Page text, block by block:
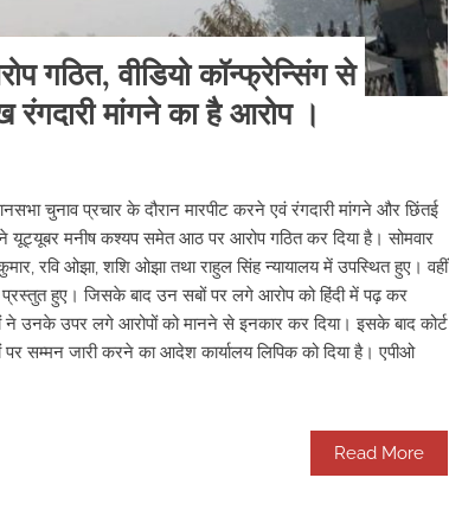
गठित, वीडियो कॉन्फ्रेन्सिंग से
मांगने का है आरोप ।
चुनाव प्रचार के दौरान मारपीट करने एवं रंगदारी मांगने और छिंतई
मनीष कश्यप समेत आठ पर आरोप गठित कर दिया है। सोमवार
रवि ओझा, शशि ओझा तथा राहुल सिंह न्यायालय में उपस्थित हुए। वहीं
हुए। जिसके बाद उन सबों पर लगे आरोप को हिंदी में पढ़ कर
ने उनके उपर लगे आरोपों को मानने से इनकार कर दिया। इसके बाद कोर्ट
सम्मन जारी करने का आदेश कार्यालय लिपिक को दिया है। एपीओ
Read More